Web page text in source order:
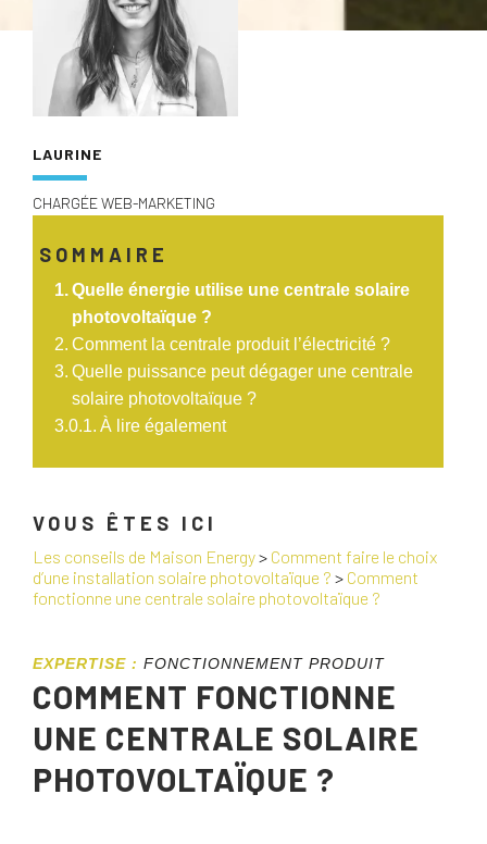
LAURINE
CHARGÉE WEB-MARKETING
SOMMAIRE
Quelle énergie utilise une centrale solaire
photovoltaïque ?
Comment la centrale produit l’électricité ?
Quelle puissance peut dégager une centrale
solaire photovoltaïque ?
À lire également
VOUS ÊTES ICI
Les conseils de Maison Energy> Comment faire le choix
d’une installation solaire photovoltaïque ? > Comment
fonctionne une centrale solaire photovoltaïque ?
EXPERTISE : FONCTIONNEMENT PRODUIT
COMMENT FONCTIONNE
UNE CENTRALE SOLAIRE
PHOTOVOLTAÏQUE ?